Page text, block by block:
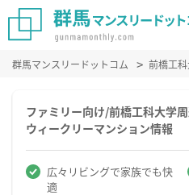
群馬マンスリードットコム 前橋工
ファミリー向け/前橋工科大学
ウィークリーマンション情報
広々リビングで家族でも快
適